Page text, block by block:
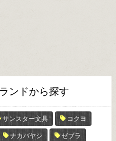
ンドから探す
サンスター文具 コクヨ
ナカバヤシ ゼブラ